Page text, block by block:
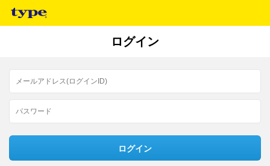
ログイン
ログイン